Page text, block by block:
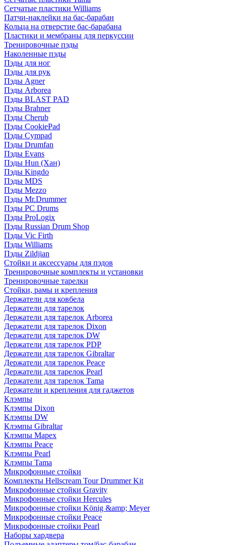
Сетчатые пластики Williams
Патчи-наклейки на бас-барабан
Кольца на отверстие бас-барабана
Пластики и мембраны для перкуссии
Тренировочные пэды
Наколенные пэды
Пэды для ног
Пэды для рук
Пэды Agner
Пэды Arborea
Пэды BLAST PAD
Пэды Brahner
Пэды Cherub
Пэды CookiePad
Пэды Cympad
Пэды Drumfan
Пэды Evans
Пэды Hun (Хан)
Пэды Kingdo
Пэды MDS
Пэды Mezzo
Пэды Mr.Drummer
Пэды PC Drums
Пэды ProLogix
Пэды Russian Drum Shop
Пэды Vic Firth
Пэды Williams
Пэды Zildjian
Стойки и аксессуары для пэдов
Тренировочные комплекты и установки
Тренировочные тарелки
Стойки, рамы и крепления
Держатели для ковбела
Держатели для тарелок
Держатели для тарелок Arborea
Держатели для тарелок Dixon
Держатели для тарелок DW
Держатели для тарелок PDP
Держатели для тарелок Gibraltar
Держатели для тарелок Peace
Держатели для тарелок Pearl
Держатели для тарелок Tama
Держатели и крепления для гаджетов
Клэмпы
Клэмпы Dixon
Клэмпы DW
Клэмпы Gibraltar
Клэмпы Mapex
Клэмпы Peace
Клэмпы Pearl
Клэмпы Tama
Микрофонные стойки
Комплекты Hellscream Tour Drummer Kit
Микрофонные стойки Gravity
Микрофонные стойки Hercules
Микрофонные стойки König &amp; Meyer
Микрофонные стойки Peace
Микрофонные стойки Pearl
Наборы хардвера